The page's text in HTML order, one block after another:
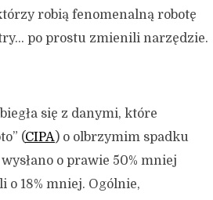
robią fenomenalną robotę
po prostu zmienili narzędzie.
się z danymi, które
(CIPA) o olbrzymim spadku
o prawie 50% mniej
18% mniej. Ogólnie,